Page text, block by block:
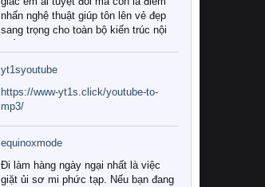
nhấn nghệ thuật giúp tôn lên vẻ đẹp
sang trọng cho toàn bộ kiến trúc nội
Tuy nhiên, giữa thị trường đa dạng
với vô vàn thương hiệu và mẫu mã
như hiện nay, làm thế nào để chọn
được những bộ chăn ga gối đệm cao
cấp thực sự chất lượng, phù hợp với
khí hậu và nhu cầu sử dụng của gia
đình? Hãy cùng chúng tôi đi tìm lời
giải đáp chi tiết qua bài viết dưới đây.
yt1syoutube
https://www-yt1s.click/youtube-to-
mp3/
equinoxmode
Đi làm hàng ngày ngại nhất là việc
giặt ủi sơ mi phức tạp. Nếu bạn đang